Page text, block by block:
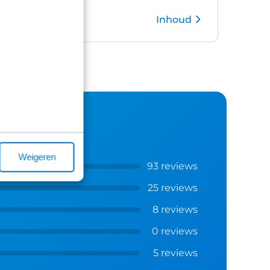
Weigeren
Inhoud
93 reviews
25 reviews
8 reviews
0 reviews
5 reviews